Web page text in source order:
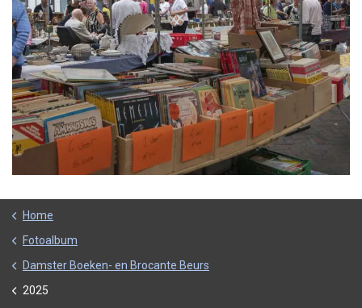
Home
Fotoalbum
Damster Boeken- en Brocante Beurs
2025